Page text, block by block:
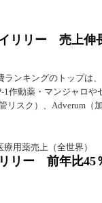
リリー 売上伸
ランキングのトップは
1作動薬・マンジャロ
リスク）、Adverum（
療用薬売上（全世界）
リー 前年比45